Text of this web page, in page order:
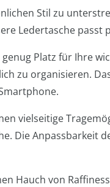
Stil zu
Ledertasche passt
Platz für Ihre
zu organisieren.
vielseitige
Die Anpassbarkeit
Hauch von